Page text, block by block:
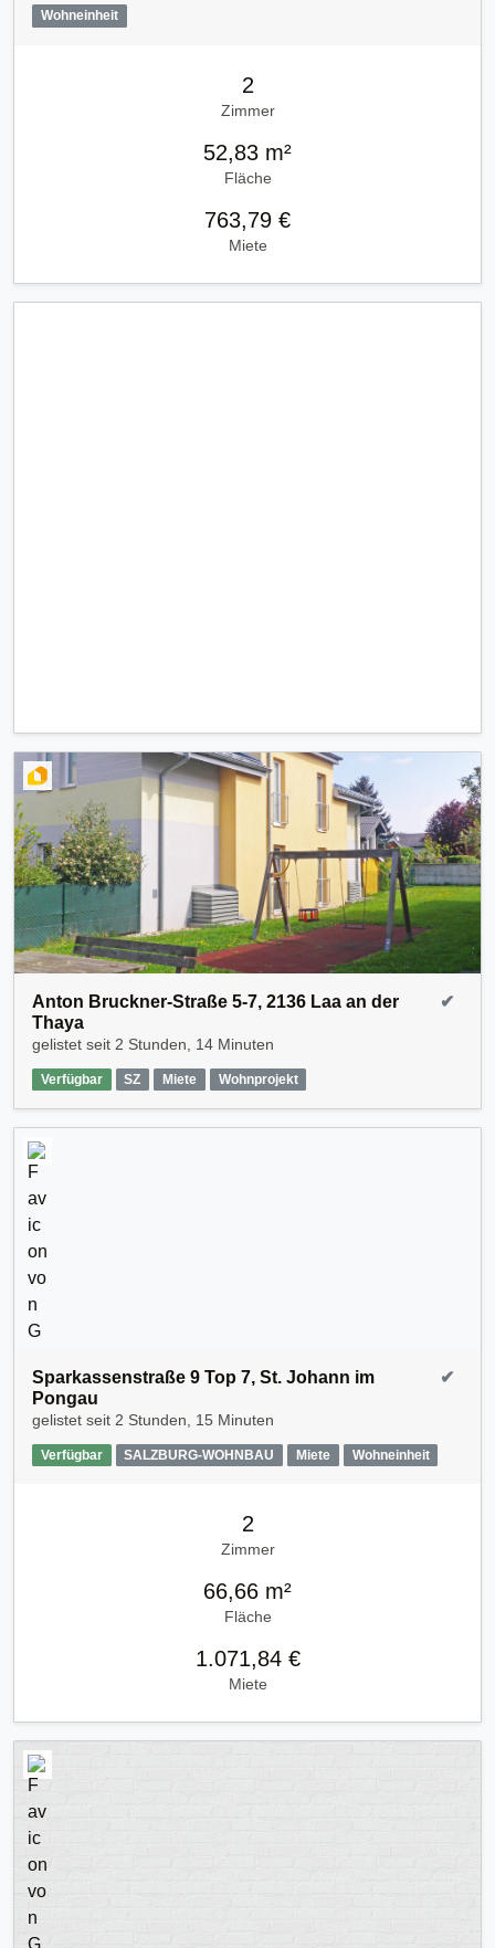
Wohneinheit
2
Zimmer
52,83 m²
Fläche
763,79 €
Miete
Anton Bruckner-Straße 5-7, 2136 Laa an der
Thaya
gelistet seit 2 Stunden, 14 Minuten
Verfügbar SZ Miete Wohnprojekt
✔
Sparkassenstraße 9 Top 7, St. Johann im
Pongau
gelistet seit 2 Stunden, 15 Minuten
Verfügbar SALZBURG-WOHNBAU Miete Wohneinheit
✔
2
Zimmer
66,66 m²
Fläche
1.071,84 €
Miete